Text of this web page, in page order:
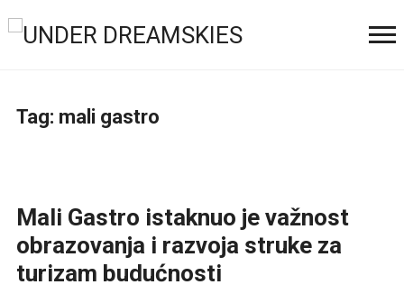
Tag: mali gastro
Mali Gastro istaknuo je važnost
obrazovanja i razvoja struke za
turizam budućnosti